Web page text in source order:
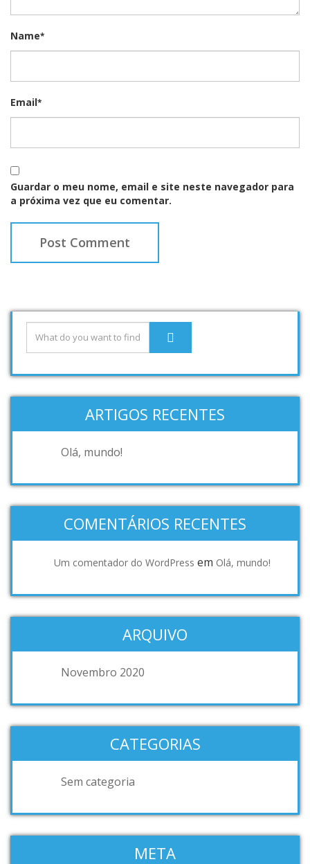
Name*
Email*
Guardar o meu nome, email e site neste navegador para
a próxima vez que eu comentar.
ARTIGOS RECENTES
Olá, mundo!
COMENTÁRIOS RECENTES
Um comentador do WordPress em Olá, mundo!
ARQUIVO
Novembro 2020
CATEGORIAS
Sem categoria
META